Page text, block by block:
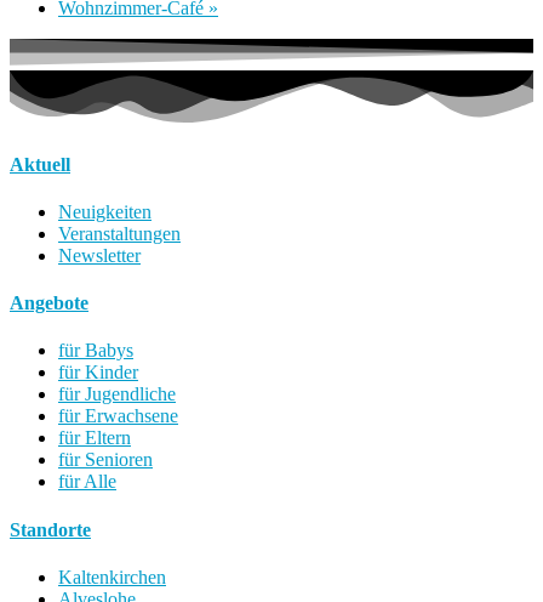
Wohnzimmer-Café »
Aktuell
Neuigkeiten
Veranstaltungen
Newsletter
Angebote
für Babys
für Kinder
für Jugendliche
für Erwachsene
für Eltern
für Senioren
für Alle
Standorte
Kaltenkirchen